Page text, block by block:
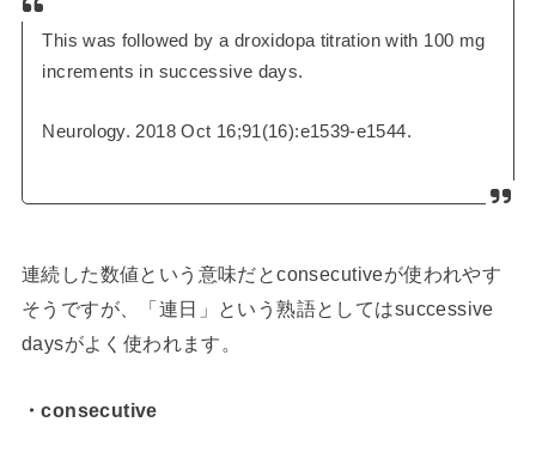
This was followed by a droxidopa titration with 100 mg
increments in successive days.
Neurology. 2018 Oct 16;91(16):e1539-e1544.
連続した数値という意味だとconsecutiveが使われやす
そうですが、「連日」という熟語としてはsuccessive
daysがよく使われます。
・consecutive